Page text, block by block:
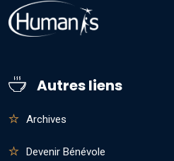
Autres liens
Archives
Devenir Bénévole